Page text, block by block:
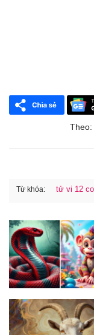
Theo:
Từ khóa: tử vi 12